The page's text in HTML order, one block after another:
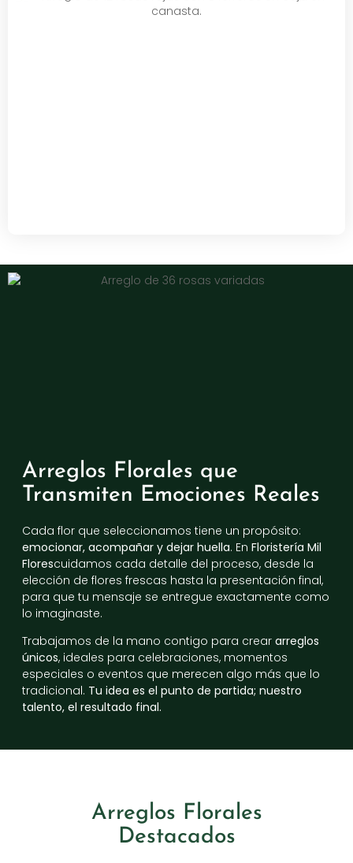
Arreglos Florales que
Transmiten Emociones Reales
Cada flor que seleccionamos tiene un propósito:
emocionar, acompañar y dejar huella. En Floristería Mil
Florescuidamos cada detalle del proceso, desde la
elección de flores frescas hasta la presentación final,
para que tu mensaje se entregue exactamente como
lo imaginaste.
Trabajamos de la mano contigo para crear arreglos
únicos, ideales para celebraciones, momentos
especiales o eventos que merecen algo más que lo
tradicional. Tu idea es el punto de partida; nuestro
talento, el resultado final.
Arreglos Florales
Destacados